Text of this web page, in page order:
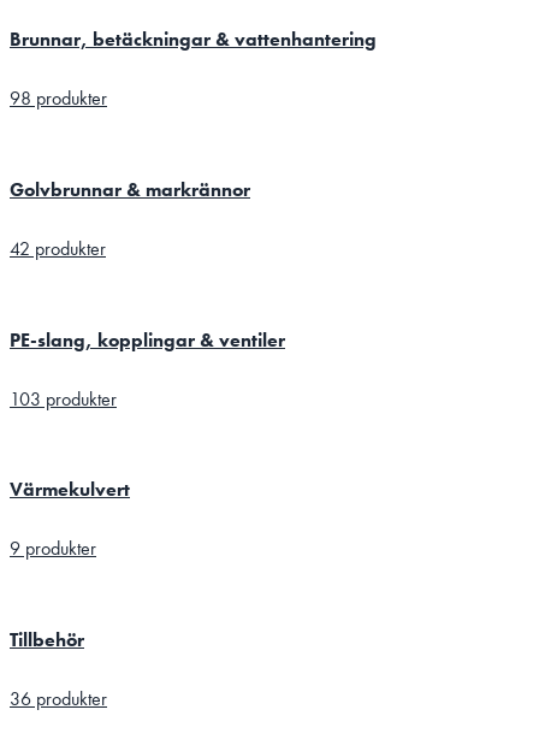
Brunnar, betäckningar & vattenhantering
98 produkter
Golvbrunnar & markrännor
42 produkter
PE-slang, kopplingar & ventiler
103 produkter
Värmekulvert
9 produkter
Tillbehör
36 produkter